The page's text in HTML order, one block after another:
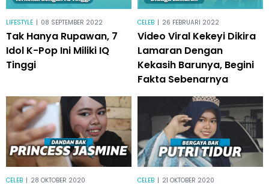
LIFESTYLE | 08 SEPTEMBER 2022
Tak Hanya Rupawan, 7
Idol K-Pop Ini Miliki IQ
Tinggi
CELEB | 26 FEBRUARI 2022
Video Viral Kekeyi Dikira
Lamaran Dengan
Kekasih Barunya, Begini
Fakta Sebenarnya
CELEB | 28 OKTOBER 2020 CELEB | 21 OKTOBER 2020